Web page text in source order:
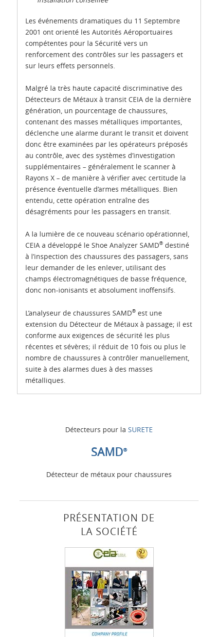
Détecteurs pour la SURETE
SAMD®
Détecteur de métaux pour chaussures
PRÉSENTATION DE
LA SOCIÉTÉ
Les événements dramatiques du 11 Septembre
2001 ont orienté les Autorités Aéroportuaires
compétentes pour la Sécurité vers un
renforcement des contrôles sur les passagers et
sur leurs effets personnels.
Malgré la très haute capacité discriminative des
Détecteurs de Métaux à transit CEIA de la dernière
génération, un pourcentage de chaussures,
contenant des masses métalliques importantes,
déclenche une alarme durant le transit et doivent
donc être examinées par les opérateurs préposés
au contrôle, avec des systèmes d’investigation
supplémentaires – généralement le scanner à
Rayons X – de manière à vérifier avec certitude la
présence éventuelle d’armes métalliques. Bien
entendu, cette opération entraîne des
désagréments pour les passagers en transit.
A la lumière de ce nouveau scénario opérationnel,
CEIA a développé le Shoe Analyzer SAMD® destiné
à l’inspection des chaussures des passagers, sans
leur demander de les enlever, utilisant des
champs électromagnétiques de basse fréquence,
donc non-ionisants et absolument inoffensifs.
L’analyseur de chaussures SAMD® est une
extension du Détecteur de Métaux à passage; il est
conforme aux exigences de sécurité les plus
récentes et sévères; il réduit de 10 fois ou plus le
nombre de chaussures à contrôler manuellement,
suite à des alarmes dues à des masses
métalliques.